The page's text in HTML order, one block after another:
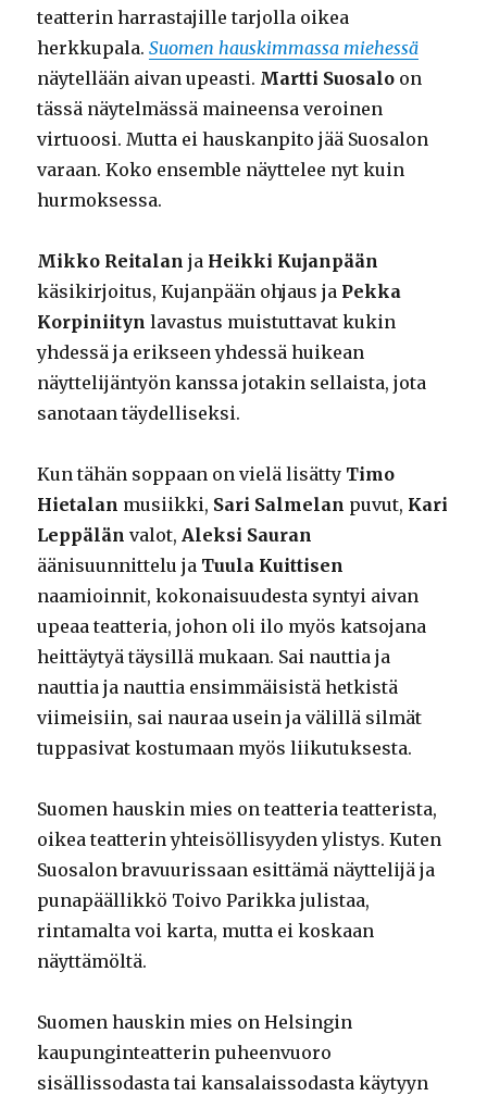
teatterin harrastajille tarjolla oikea
herkkupala.Suomen hauskimmassa miehessä
näytellään aivan upeasti. Martti Suosalo on
tässä näytelmässä maineensa veroinen
virtuoosi. Mutta ei hauskanpito jää Suosalon
varaan. Koko ensemble näyttelee nyt kuin
hurmoksessa.
Mikko Reitalan ja Heikki Kujanpään
käsikirjoitus, Kujanpään ohjaus ja Pekka
Korpiniityn lavastus muistuttavat kukin
yhdessä ja erikseen yhdessä huikean
näyttelijäntyön kanssa jotakin sellaista, jota
sanotaan täydelliseksi.
Kun tähän soppaan on vielä lisätty Timo
Hietalan musiikki, Sari Salmelan puvut, Kari
Leppälänvalot,Aleksi Sauran
äänisuunnittelu ja Tuula Kuittisen
naamioinnit, kokonaisuudesta syntyi aivan
upeaa teatteria, johon oli ilo myös katsojana
heittäytyä täysillä mukaan. Sai nauttia ja
nauttia ja nauttia ensimmäisistä hetkistä
viimeisiin, sai nauraa usein ja välillä silmät
tuppasivat kostumaan myös liikutuksesta.
Suomen hauskin mies on teatteria teatterista,
oikea teatterin yhteisöllisyyden ylistys. Kuten
Suosalon bravuurissaan esittämä näyttelijä ja
punapäällikkö Toivo Parikka julistaa,
rintamalta voi karta, mutta ei koskaan
näyttämöltä.
Suomen hauskin mies on Helsingin
kaupunginteatterin puheenvuoro
sisällissodasta tai kansalaissodasta käytyyn